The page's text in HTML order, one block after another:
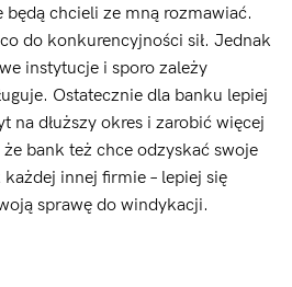
chcieli ze mną rozmawiać.
do konkurencyjności sił. Jednak
instytucje i sporo zależy
Ostatecznie dla banku lepiej
na dłuższy okres i zarobić więcej
bank też chce odzyskać swoje
innej firmie – lepiej się
sprawę do windykacji.